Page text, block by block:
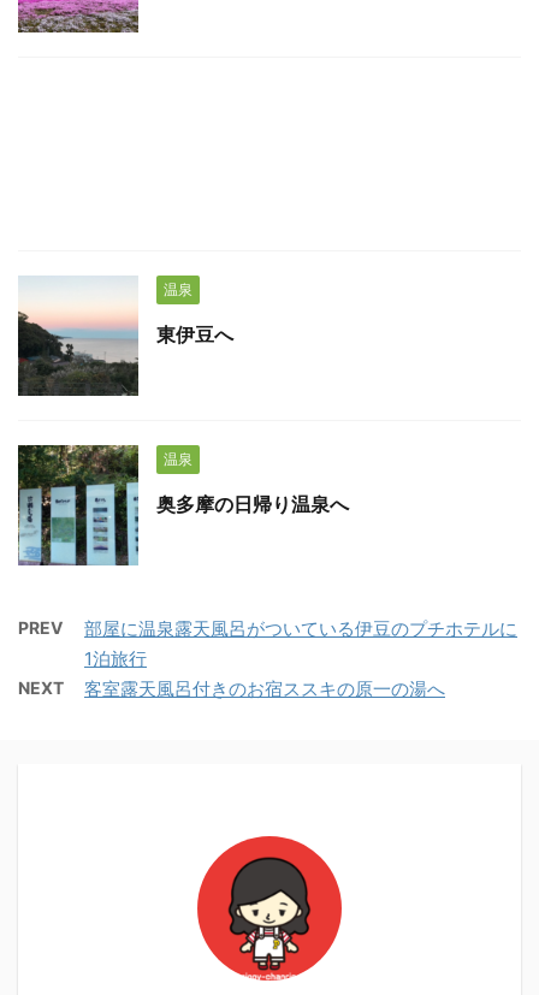
温泉
東伊豆へ
温泉
奥多摩の日帰り温泉へ
PREV
部屋に温泉露天風呂がついている伊豆のプチホテルに
1泊旅行
NEXT 客室露天風呂付きのお宿ススキの原一の湯へ